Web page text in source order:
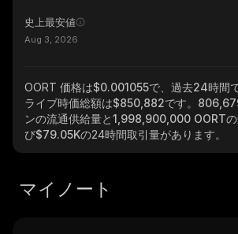
史上最安値
Aug 3, 2026
OORT 価格は$0.001055で、過去24時間
ライブ時価総額は$850,882です。
ンの流通供給量と1,998,900,000 OORT
び$79.05Kの24時間取引量があります。
マイノート